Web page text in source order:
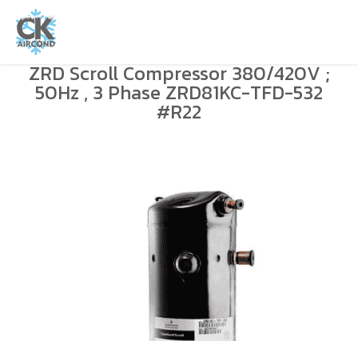
ZRD Scroll Compressor 380/420V ;
50Hz , 3 Phase ZRD81KC-TFD-532
#R22